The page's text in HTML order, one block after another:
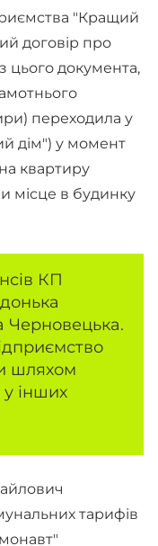
"Кращий
договір про
цього документа,
переходила у
дім") у момент
квартиру
місце в будинку
КП
Черновецька.
шляхом
у інших
тарифів